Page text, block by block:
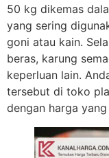
50 kg dikemas
yang sering
goni atau kain.
beras, karung
keperluan lain.
tersebut di toko
dengan harga